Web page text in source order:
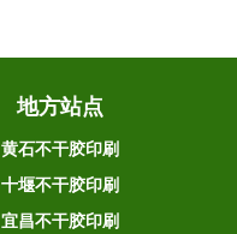
地方站点
黄石不干胶印刷
十堰不干胶印刷
宜昌不干胶印刷